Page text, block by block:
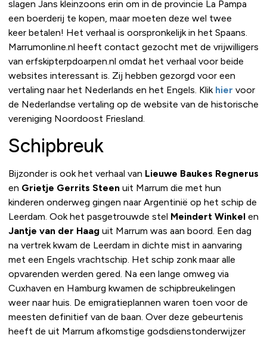
slagen Jans kleinzoons erin om in de provincie La Pampa
een boerderij te kopen, maar moeten deze wel twee
keer betalen! Het verhaal is oorspronkelijk in het Spaans.
Marrumonline.nl heeft contact gezocht met de vrijwilligers
van erfskipterpdoarpen.nl omdat het verhaal voor beide
websites interessant is. Zij hebben gezorgd voor een
vertaling naar het Nederlands en het Engels. Klik hier voor
de Nederlandse vertaling op de website van de historische
vereniging Noordoost Friesland.
Schipbreuk
Bijzonder is ook het verhaal van Lieuwe Baukes Regnerus
en Grietje Gerrits Steen uit Marrum die met hun
kinderen onderweg gingen naar Argentinië op het schip de
Leerdam. Ook het pasgetrouwde stel Meindert Winkel en
Jantje van der Haag uit Marrum was aan boord. Een dag
na vertrek kwam de Leerdam in dichte mist in aanvaring
met een Engels vrachtschip. Het schip zonk maar alle
opvarenden werden gered. Na een lange omweg via
Cuxhaven en Hamburg kwamen de schipbreukelingen
weer naar huis. De emigratieplannen waren toen voor de
meesten definitief van de baan. Over deze gebeurtenis
heeft de uit Marrum afkomstige godsdienstonderwijzer